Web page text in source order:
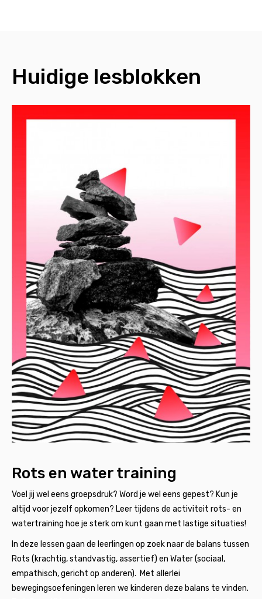
Huidige lesblokken
Rots en water training
Voel jij wel eens groepsdruk? Word je wel eens gepest? Kun je
altijd voor jezelf opkomen? Leer tijdens de activiteit rots- en
watertraining hoe je sterk om kunt gaan met lastige situaties!
In deze lessen gaan de leerlingen op zoek naar de balans tussen
Rots (krachtig, standvastig, assertief) en Water (sociaal,
empathisch, gericht op anderen). Met allerlei
bewegingsoefeningen leren we kinderen deze balans te vinden.